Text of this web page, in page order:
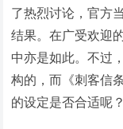
了热烈讨论，官方
结果。在广受欢迎
中亦是如此。不过
构的，而《刺客信
的设定是否合适呢